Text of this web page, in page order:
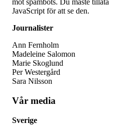
mot spambots. Du måste tillåta
JavaScript för att se den.
Journalister
Ann Fernholm
Madeleine Salomon
Marie Skoglund
Per Westergård
Sara Nilsson
Vår media
Sverige